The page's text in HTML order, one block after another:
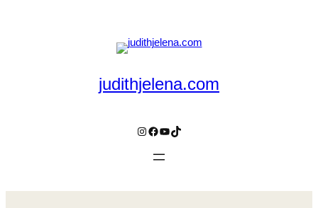
judithjelena.com
Instagram
Facebook
YouTube
TikTok